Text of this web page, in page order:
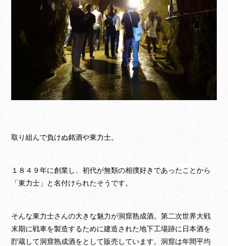
取り組んで負けぬ銘酒や東力士。
１８４９年に創業し、初代が無類の相撲好きであったことから
「東力士」と名付けられたそうです。
そんな東力士さんの大きな魅力が洞窟熟成酒。第二次世界大戦
末期に戦車を製造するために建造された地下工場跡に日本酒を
貯蔵して洞窟熟成酒をとして販売しています。洞窟は年間平均